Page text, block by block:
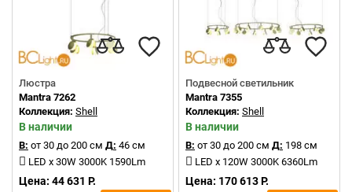
Люстра
Mantra 7262
Коллекция: Shell
В наличии
В: от 30 до 200 см Д: 46 см
LED x 30W 3000K 1590Lm
Цена: 44 631 Р.
Подвесной светильник
Mantra 7355
Коллекция: Shell
В наличии
В: от 30 до 200 см Д: 198 см
LED x 120W 3000K 6360Lm
Цена: 170 613 Р.